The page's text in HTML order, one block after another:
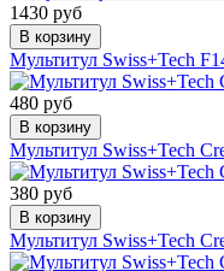
1430 руб
В корзину
Мультитул Swiss+Tech
480 руб
В корзину
Мультитул Swiss+Tech
380 руб
В корзину
Мультитул Swiss+Tech